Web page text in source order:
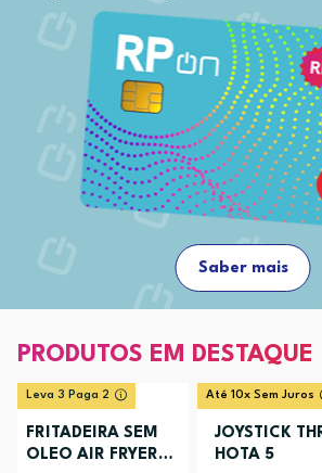
Saber mais
PRODUTOS EM DESTAQUE
Leva 3 Paga 2
FRITADEIRA SEM
OLEO AIR FRYER
Até 10x Sem Juros
JOYSTICK
HOTA 5